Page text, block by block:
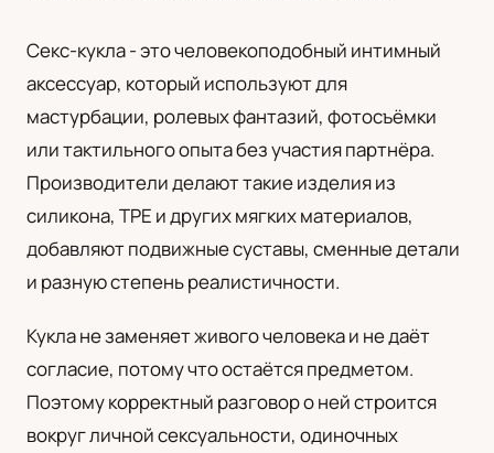
Редакционная политика
Polski
RU
Русский
UA
Українська
Секс-кукла - это человекоподобный интимный
аксессуар, который используют для
мастурбации, ролевых фантазий, фотосъёмки
или тактильного опыта без участия партнёра.
Производители делают такие изделия из
силикона, TPE и других мягких материалов,
добавляют подвижные суставы, сменные детали
и разную степень реалистичности.
Кукла не заменяет живого человека и не даёт
согласие, потому что остаётся предметом.
Поэтому корректный разговор о ней строится
вокруг личной сексуальности, одиночных